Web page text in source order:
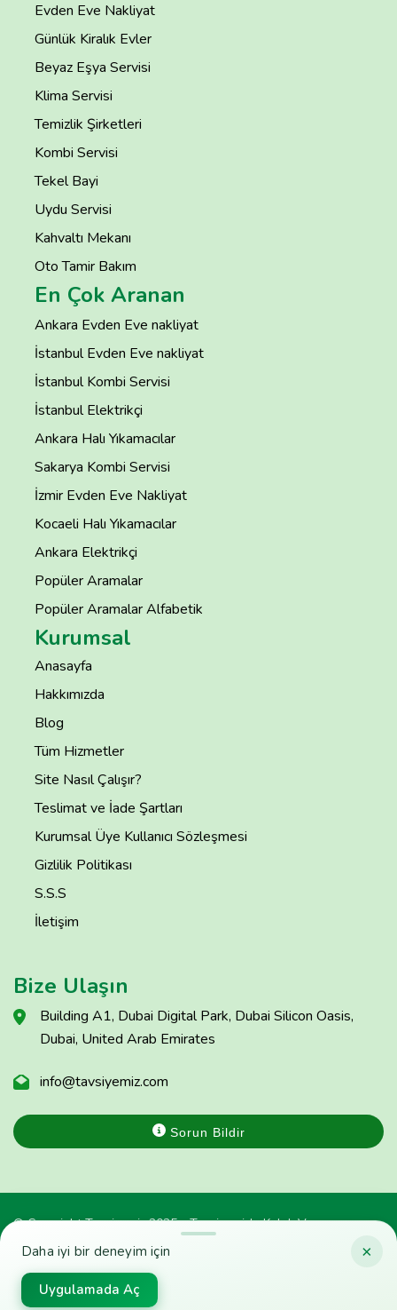
×
Daha iyi bir deneyim için
Uygulamada Aç
Evden Eve Nakliyat
Günlük Kiralık Evler
Beyaz Eşya Servisi
Klima Servisi
Temizlik Şirketleri
Kombi Servisi
Tekel Bayi
Uydu Servisi
Kahvaltı Mekanı
Oto Tamir Bakım
En Çok Aranan
Ankara Evden Eve nakliyat
İstanbul Evden Eve nakliyat
İstanbul Kombi Servisi
İstanbul Elektrikçi
Ankara Halı Yıkamacılar
Sakarya Kombi Servisi
İzmir Evden Eve Nakliyat
Kocaeli Halı Yıkamacılar
Ankara Elektrikçi
Popüler Aramalar
Popüler Aramalar Alfabetik
Kurumsal
Anasayfa
Hakkımızda
Blog
Tüm Hizmetler
Site Nasıl Çalışır?
Teslimat ve İade Şartları
Kurumsal Üye Kullanıcı Sözleşmesi
Gizlilik Politikası
S.S.S
İletişim
Bize Ulaşın
Building A1, Dubai Digital Park, Dubai Silicon Oasis,
Dubai, United Arab Emirates
info@tavsiyemiz.com
Sorun Bildir
© Copyright Tavsiyemiz 2025 - Tavsiyemiz'e Kulak Ver